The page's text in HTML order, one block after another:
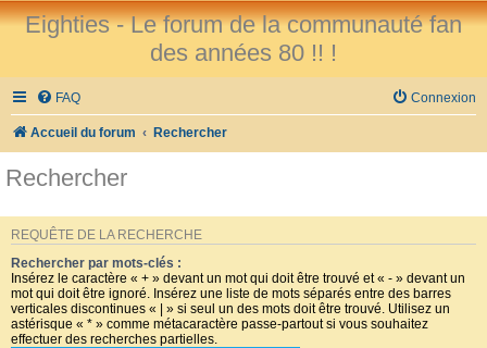
Eighties - Le forum de la communauté fan
des années 80 !! !
FAQ Connexion
Accueil du forum Rechercher
Rechercher
REQUÊTE DE LA RECHERCHE
Rechercher par mots-clés :
Insérez le caractère « + » devant un mot qui doit être trouvé et « - » devant un
mot qui doit être ignoré. Insérez une liste de mots séparés entre des barres
verticales discontinues « | » si seul un des mots doit être trouvé. Utilisez un
astérisque « * » comme métacaractère passe-partout si vous souhaitez
effectuer des recherches partielles.